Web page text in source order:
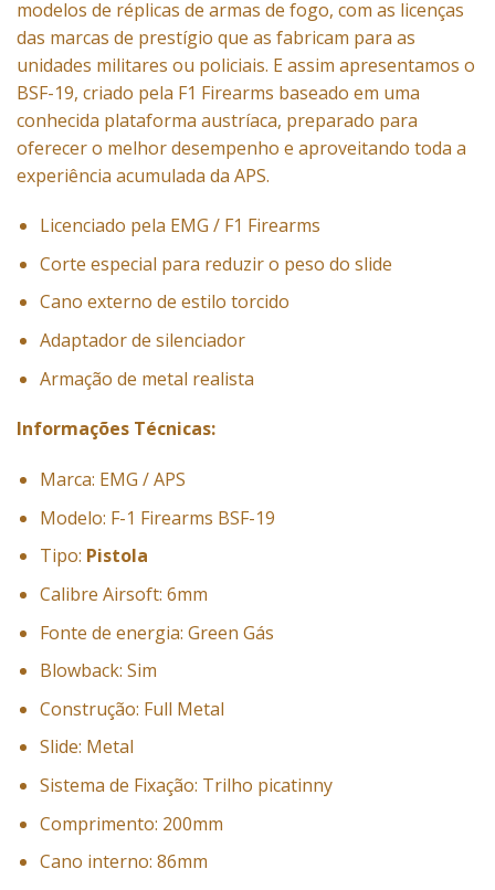
modelos de réplicas de armas de fogo, com as licenças
das marcas de prestígio que as fabricam para as
unidades militares ou policiais. E assim apresentamos o
BSF-19, criado pela F1 Firearms baseado em uma
conhecida plataforma austríaca, preparado para
oferecer o melhor desempenho e aproveitando toda a
experiência acumulada da APS.
Licenciado pela EMG / F1 Firearms
Corte especial para reduzir o peso do slide
Cano externo de estilo torcido
Adaptador de silenciador
Armação de metal realista
Informações Técnicas:
Marca: EMG / APS
Modelo: F-1 Firearms BSF-19
Tipo: Pistola
Calibre Airsoft: 6mm
Fonte de energia: Green Gás
Blowback: Sim
Construção: Full Metal
Slide: Metal
Sistema de Fixação: Trilho picatinny
Comprimento: 200mm
Cano interno: 86mm